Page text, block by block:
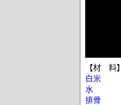
【材 料】
白米
水
排骨